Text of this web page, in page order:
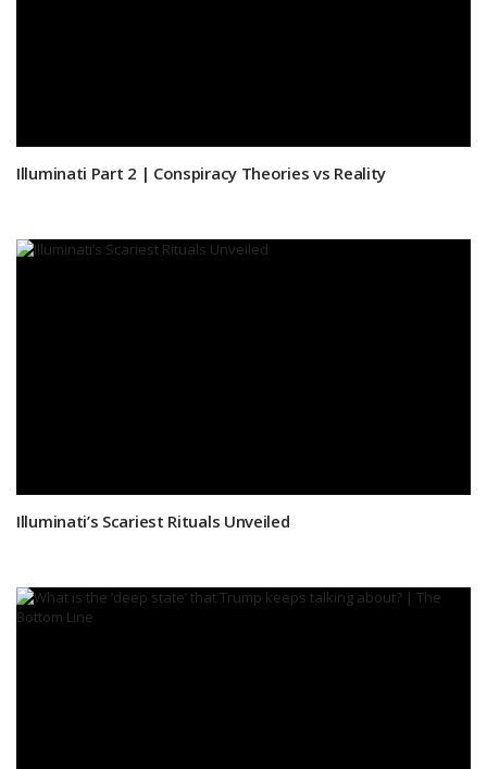
Illuminati Part 2 | Conspiracy Theories vs Reality
Illuminati’s Scariest Rituals Unveiled